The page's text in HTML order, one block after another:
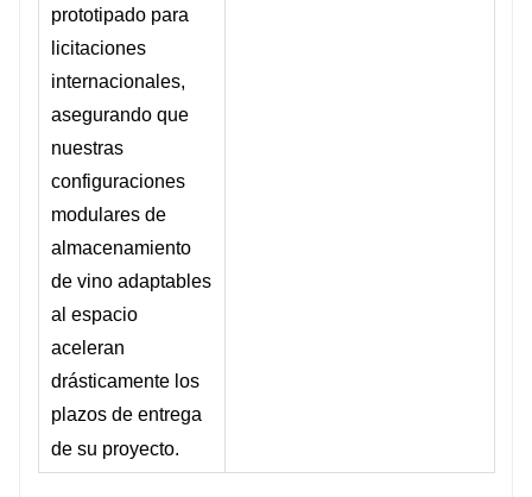
prototipado para
licitaciones
internacionales,
asegurando que
nuestras
configuraciones
modulares de
almacenamiento
de vino adaptables
al espacio
aceleran
drásticamente los
plazos de entrega
de su proyecto.